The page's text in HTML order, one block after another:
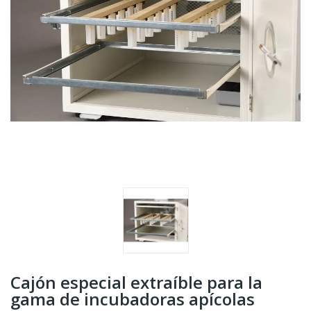
Cajón especial extraíble para la
gama de incubadoras apícolas